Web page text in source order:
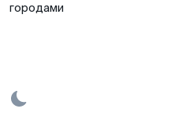
городами